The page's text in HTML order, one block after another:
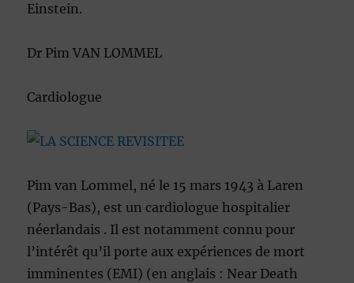
Einstein.
Dr Pim VAN LOMMEL
Cardiologue
Pim van Lommel, né le 15 mars 1943 à Laren
(Pays-Bas), est un cardiologue hospitalier
néerlandais . Il est notamment connu pour
l’intérêt qu’il porte aux expériences de mort
imminentes (EMI) (en anglais : Near Death